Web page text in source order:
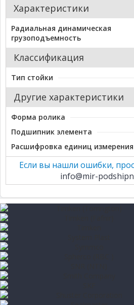
Характеристики
Радиальная динамическая
грузоподъемность
Классификация
Тип стойки
Другие характеристики
Форма ролика
Подшипник элемента
Расшифровка единиц измерения
Если вы нашли ошибки,
info@mir-